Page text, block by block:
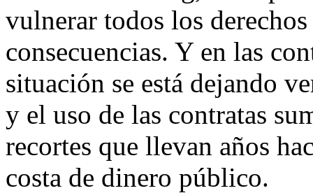
vulnerar todos los
consecuencias. Y en las
situación se está dejando
y el uso de las contratas
recortes que llevan años
costa de dinero público.